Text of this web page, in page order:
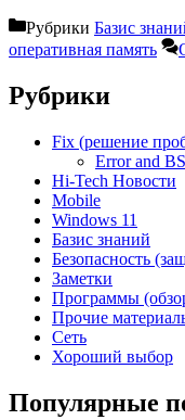
Рубрики Базис
оперативная память
Рубрики
Fix (решение
Error and
Hi-Tech Новости
Mobile
Windows 11
Базис знаний
Безопасность
Заметки
Программы
Прочие
Сеть
Хороший выбор
Популярные